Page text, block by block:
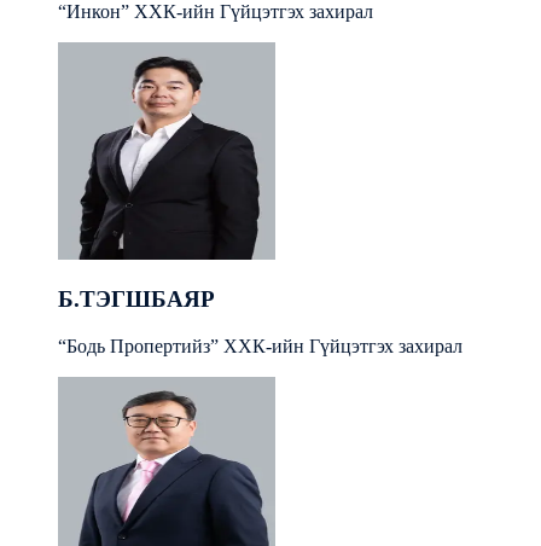
“Инкон” ХХК-ийн Гүйцэтгэх захирал
Б.ТЭГШБАЯР
“Бодь Пропертийз” ХХК-ийн Гүйцэтгэх захирал